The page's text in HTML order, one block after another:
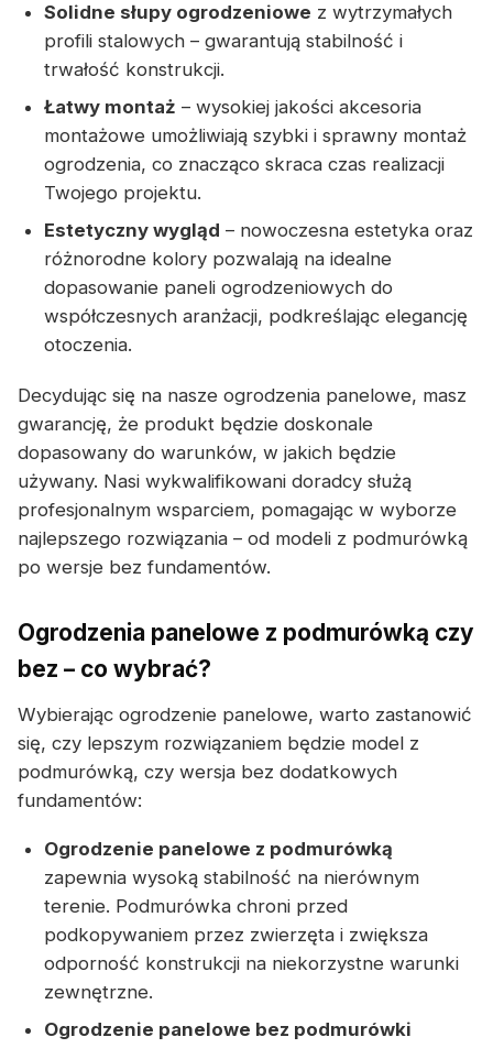
Solidne słupy ogrodzeniowe z wytrzymałych
profili stalowych – gwarantują stabilność i
trwałość konstrukcji.
Łatwy montaż – wysokiej jakości akcesoria
montażowe umożliwiają szybki i sprawny montaż
ogrodzenia, co znacząco skraca czas realizacji
Twojego projektu.
Estetyczny wygląd – nowoczesna estetyka oraz
różnorodne kolory pozwalają na idealne
dopasowanie paneli ogrodzeniowych do
współczesnych aranżacji, podkreślając elegancję
otoczenia.
Decydując się na nasze ogrodzenia panelowe, masz
gwarancję, że produkt będzie doskonale
dopasowany do warunków, w jakich będzie
używany. Nasi wykwalifikowani doradcy służą
profesjonalnym wsparciem, pomagając w wyborze
najlepszego rozwiązania – od modeli z podmurówką
po wersje bez fundamentów.
Ogrodzenia panelowe z podmurówką czy
bez – co wybrać?
Wybierając ogrodzenie panelowe, warto zastanowić
się, czy lepszym rozwiązaniem będzie model z
podmurówką, czy wersja bez dodatkowych
fundamentów:
Ogrodzenie panelowe z podmurówką
zapewnia wysoką stabilność na nierównym
terenie. Podmurówka chroni przed
podkopywaniem przez zwierzęta i zwiększa
odporność konstrukcji na niekorzystne warunki
zewnętrzne.
Ogrodzenie panelowe bez podmurówki